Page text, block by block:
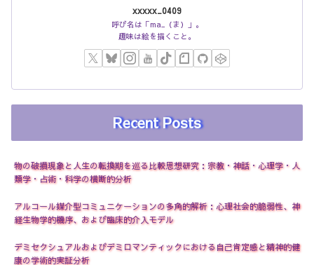
xxxxx_0409
呼び名は「ma_（ま）」。
趣味は絵を描くこと。
Recent Posts
物の破損現象と人生の転換期を巡る比較思想研究：宗教・神話・心理学・人
類学・占術・科学の横断的分析
アルコール媒介型コミュニケーションの多角的解析：心理社会的脆弱性、神
経生物学的機序、および臨床的介入モデル
デミセクシュアルおよびデミロマンティックにおける自己肯定感と精神的健
康の学術的実証分析